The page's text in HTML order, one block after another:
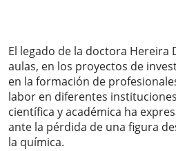
El legado de la doctora Hereira
aulas, en los proyectos de
en la formación de
labor en diferentes
científica y académica ha
ante la pérdida de una figura
la química.